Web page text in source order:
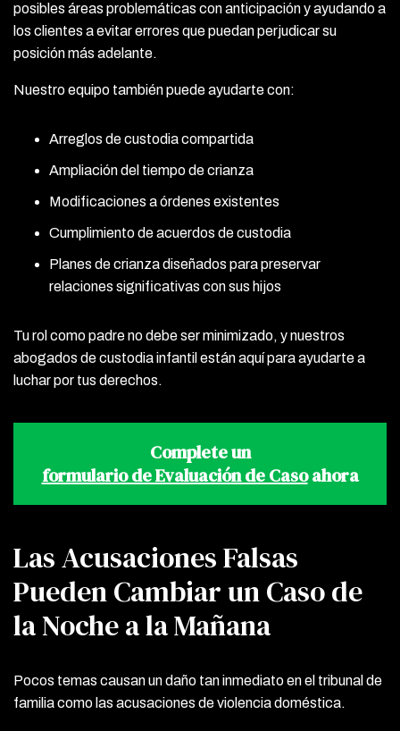
posibles áreas problemáticas con anticipación y ayudando a
los clientes a evitar errores que puedan perjudicar su
posición más adelante.
Nuestro equipo también puede ayudarte con:
Arreglos de custodia compartida
Ampliación del tiempo de crianza
Modificaciones a órdenes existentes
Cumplimiento de acuerdos de custodia
Planes de crianza diseñados para preservar
relaciones significativas con sus hijos
Tu rol como padre no debe ser minimizado, y nuestros
abogados de custodia infantil están aquí para ayudarte a
luchar por tus derechos.
Complete un
formulario de Evaluación de Casoahora
Las Acusaciones Falsas
Pueden Cambiar un Caso de
la Noche a la Mañana
Pocos temas causan un daño tan inmediato en el tribunal de
familia como las acusaciones de violencia doméstica.